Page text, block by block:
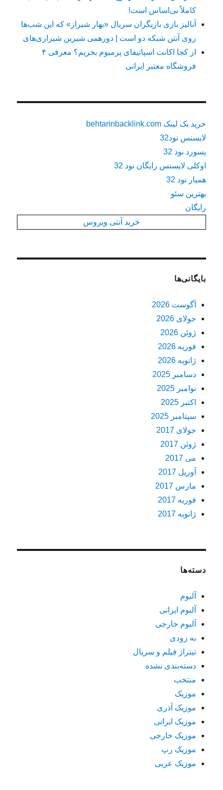
کاملاً بی‌اساس است!
آنالیز بازی بازیگران سریال «بهار شیراز» که این شب‌ها
روی آنتن شبکه دو است | دورهمی شیرین شیرازی‌های
از کجا اکانت اسپاتیفای پرمیوم بخریم؟ معرفی ۴
فروشگاه معتبر ایرانی
خرید بک لینک behtarinbacklink.com
لایسنس نود32
پسورد نود 32
اوکلی لایسنس رایگان نود 32
همیار نود 32
بهترین سئو
رایگان
خرید آنتی ویروس
بایگانی‌ها
آگوست 2026
جولای 2026
ژوئن 2026
فوریه 2026
ژانویه 2026
دسامبر 2025
نوامبر 2025
اکتبر 2025
سپتامبر 2025
جولای 2017
ژوئن 2017
می 2017
آوریل 2017
مارس 2017
فوریه 2017
ژانویه 2017
دسته‌ها
آلبوم
آلبوم ایرانی
آلبوم خارجی
به زودی
تیتراژ فیلم و سریال
دسته‌بندی نشده
منتخب
موزیک
موزیک آذری
موزیک ایرانی
موزیک خارجی
موزیک رپ
موزیک عربی